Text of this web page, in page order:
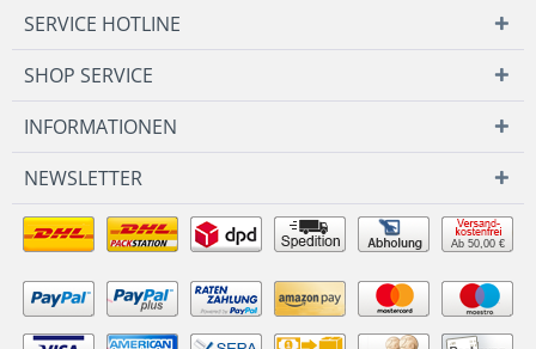
SERVICE HOTLINE
SHOP SERVICE
INFORMATIONEN
NEWSLETTER
Ab 50,00 €